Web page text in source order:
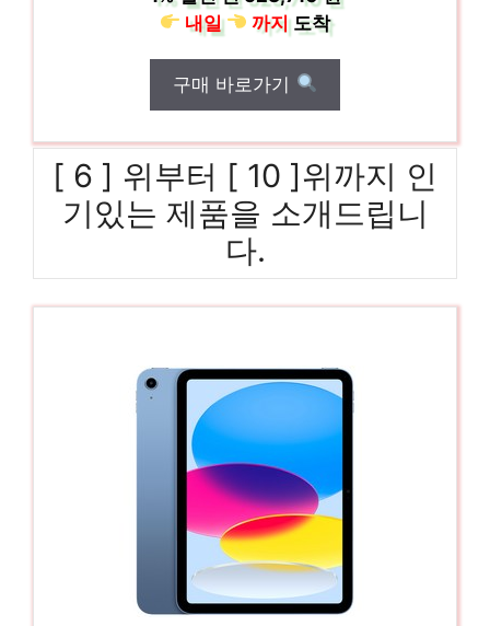
내일
까지도착
구매 바로가기
[ 6 ] 위부터 [ 10 ]위까지 인
기있는 제품을 소개드립니
다.